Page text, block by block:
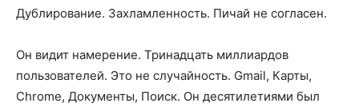
Дублирование. Захламленность. Пичай не согласен.
Он видит намерение. Тринадцать миллиардов
пользователей. Это не случайность. Gmail, Карты,
Chrome, Документы, Поиск. Он десятилетиями был